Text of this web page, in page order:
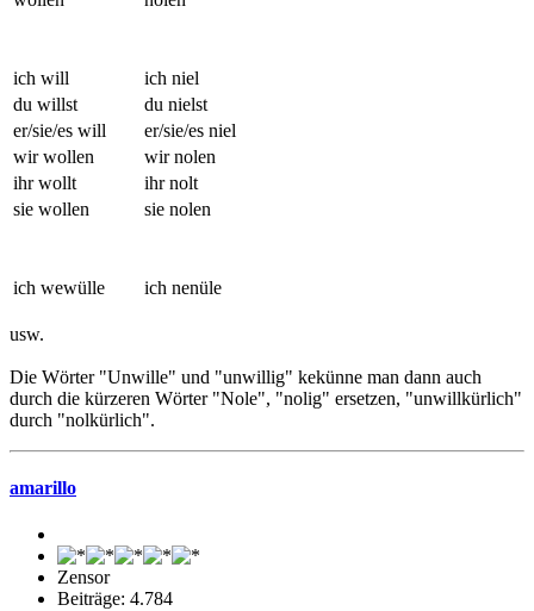
ich will
ich niel
du willst
du nielst
er/sie/es will
er/sie/es niel
wir wollen
wir nolen
ihr wollt
ihr nolt
sie wollen
sie nolen
ich wewülle ich nenüle
usw.
Die Wörter "Unwille" und "unwillig" kekünne man dann auch
durch die kürzeren Wörter "Nole", "nolig" ersetzen, "unwillkürlich"
durch "nolkürlich".
amarillo
Zensor
Beiträge: 4.784